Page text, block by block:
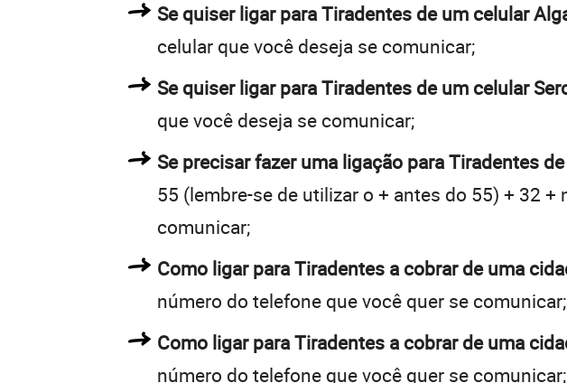
Se quiser ligar para Tiradentes de um celular
celular que você deseja se comunicar;
Se quiser ligar para Tiradentes de um celular
que você deseja se comunicar;
Se precisar fazer uma ligação para Tiradentes
55 (lembre-se de utilizar o + antes do 55) + 32
comunicar;
Como ligar para Tiradentes a cobrar de uma
número do telefone que você quer se comunicar;
Como ligar para Tiradentes a cobrar de uma
número do telefone que você quer se comunicar;